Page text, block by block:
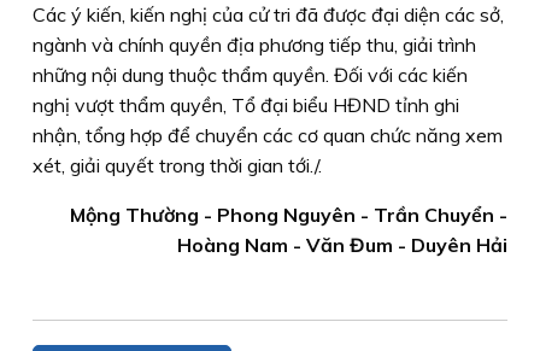
Các ý kiến, kiến nghị của cử tri đã được đại diện các sở,
ngành và chính quyền địa phương tiếp thu, giải trình
những nội dung thuộc thẩm quyền. Đối với các kiến
nghị vượt thẩm quyền, Tổ đại biểu HĐND tỉnh ghi
nhận, tổng hợp để chuyển các cơ quan chức năng xem
xét, giải quyết trong thời gian tới./.
Mộng Thường - Phong Nguyên - Trần Chuyển -
Hoàng Nam - Văn Đum - Duyên Hải